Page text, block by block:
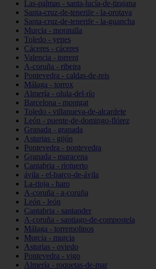
Las-palmas - santa-lucía-de-tirajana
Santa-cruz-de-tenerife - la-orotava
Santa-cruz-de-tenerife - la-guancha
Murcia - moratalla
Toledo - yepes
Cáceres - cáceres
Valencia - torrent
A-coruña - ribeira
Pontevedra - caldas-de-reis
Málaga - torrox
Almería - olula-del-río
Barcelona - montgat
Toledo - villanueva-de-alcardete
León - puente-de-domingo-flórez
Granada - granada
Asturias - gijón
Pontevedra - pontevedra
Granada - maracena
Cantabria - riotuerto
ávila - el-barco-de-ávila
La-rioja - haro
A-coruña - a-coruña
León - león
Cantabria - santander
A-coruña - santiago-de-compostela
Málaga - torremolinos
Murcia - murcia
Asturias - oviedo
Pontevedra - vigo
Almería - roquetas-de-mar